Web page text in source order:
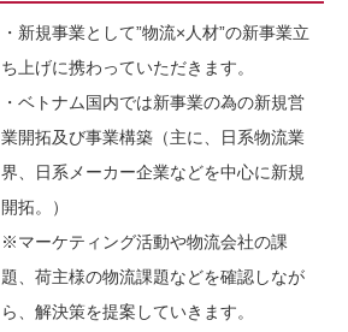
・新規事業として”物流×人材”の新事業立
ち上げに携わっていただきます。
・ベトナム国内では新事業の為の新規営
業開拓及び事業構築（主に、日系物流業
界、日系メーカー企業などを中心に新規
開拓。）
※マーケティング活動や物流会社の課
題、荷主様の物流課題などを確認しなが
ら、解決策を提案していきます。